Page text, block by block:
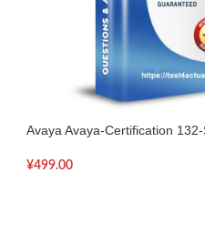
Avaya Avaya-Certification 132-
¥499.00